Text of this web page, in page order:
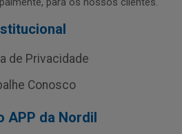
de Privacidade
Conosco
APP da Nordil